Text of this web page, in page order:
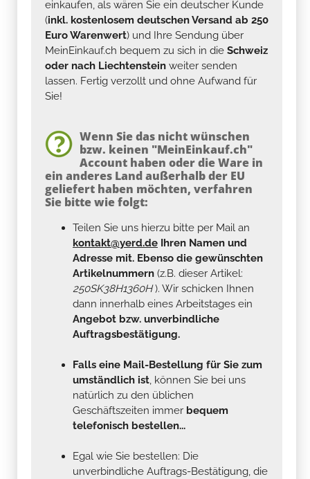
einkaufen, als wären Sie ein deutscher Kunde
(inkl. kostenlosem deutschen Versand ab 250
Euro Warenwert) und Ihre Sendung über
MeinEinkauf.ch bequem zu sich in die Schweiz
oder nach Liechtenstein weiter senden
lassen. Fertig verzollt und ohne Aufwand für
Sie!
Wenn Sie das nicht wünschen
bzw. keinen "MeinEinkauf.ch"
Account haben oder die Ware in
ein anderes Land außerhalb der EU
geliefert haben möchten, verfahren
Sie bitte wie folgt:
Teilen Sie uns hierzu bitte per Mail an
kontakt@yerd.de Ihren Namen und
Adresse mit. Ebenso die gewünschten
Artikelnummern (z.B. dieser Artikel:
250SK38H1360H). Wir schicken Ihnen
dann innerhalb eines Arbeitstages ein
Angebot bzw. unverbindliche
Auftragsbestätigung.
Falls eine Mail-Bestellung für Sie zum
umständlich ist, können Sie bei uns
natürlich zu den üblichen
Geschäftszeiten immer bequem
telefonisch bestellen...
Egal wie Sie bestellen: Die
unverbindliche Auftrags-Bestätigung, die